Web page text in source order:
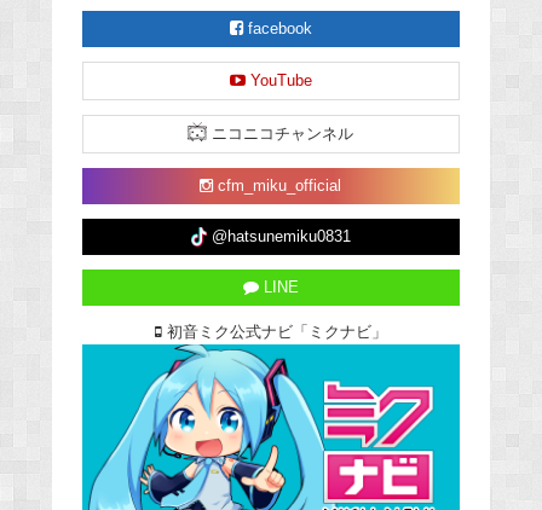
facebook
YouTube
ニコニコチャンネル
cfm_miku_official
@hatsunemiku0831
LINE
初音ミク公式ナビ「ミクナビ」